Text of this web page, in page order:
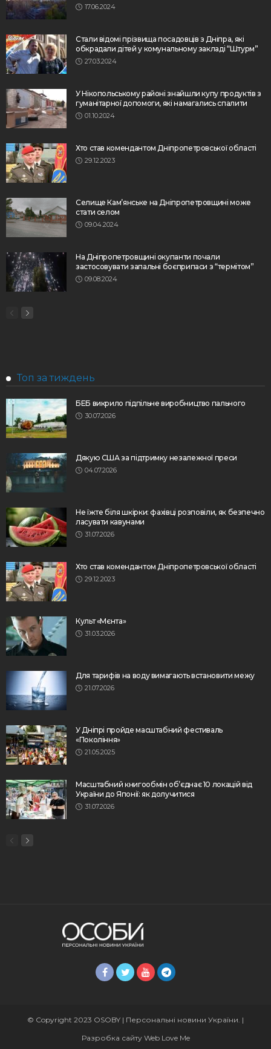
17.06.2024
Стали відомі прізвища посадовців з Дніпра, які
обкрадали дітей у комунальному закладі “Штурм”
27.03.2024
У Нікопольському районі знайшли купу продуктів з
гуманітарної допомоги, які намагались спалити
01.10.2024
Хто став комендантом Дніпропетровської області
29.12.2023
Селище Кам’янське на Дніпропетровщині може
стати селом
09.04.2024
На Дніпропетровщині окупанти почали
застосовувати запальні боєприпаси з “термітом”
09.08.2024
Топ за тиждень
БЕБ викрило підпільне виробництво пального
30.07.2026
Дякую США за підтримку незалежної преси
04.07.2026
Не їжте біля шкірки: фахівці розповіли, як безпечно
ласувати кавунами
31.07.2026
Хто став комендантом Дніпропетровської області
29.12.2023
Культ «Мєнта»
31.03.2026
Для тарифів на воду вимагають встановити межу
21.07.2026
У Дніпрі пройде масштабний фестиваль
«Покоління»
21.05.2025
Масштабний книгообмін об’єднає 10 локацій від
України до Японії: як долучитися
31.07.2026
© Copyright 2023 OSOBY | Персональні новини України. |
Разробка сайтуWeb Love Me